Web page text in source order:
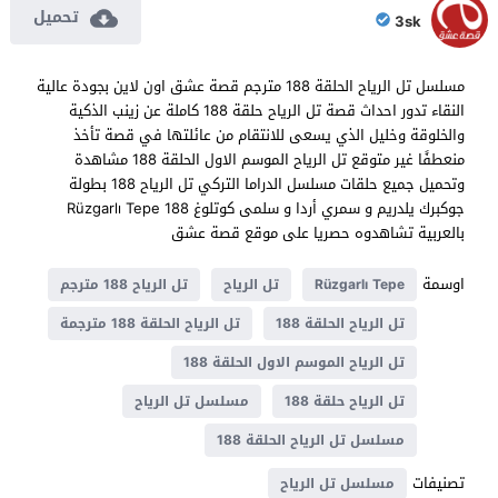
3sk تحميل
مسلسل تل الرياح الحلقة 188 مترجم قصة عشق اون لاين بجودة عالية
النقاء تدور احداث قصة تل الرياح حلقة 188 كاملة عن زينب الذكية
والخلوقة وخليل الذي يسعى للانتقام من عائلتها في قصة تأخذ
منعطفًا غير متوقع تل الرياح الموسم الاول الحلقة 188 مشاهدة
وتحميل جميع حلقات مسلسل الدراما التركي تل الرياح 188 بطولة
جوكبرك يلدريم و سمري أردا و سلمى كوتلوغ Rüzgarlı Tepe 188
بالعربية تشاهدوه حصريا على موقع قصة عشق
اوسمة
Rüzgarlı Tepe تل الرياح
تل الرياح 188 مترجم
تل الرياح الحلقة 188
تل الرياح الحلقة 188 مترجمة
تل الرياح الموسم الاول الحلقة 188
تل الرياح حلقة 188
مسلسل تل الرياح
مسلسل تل الرياح الحلقة 188
تصنيفات مسلسل تل الرياح